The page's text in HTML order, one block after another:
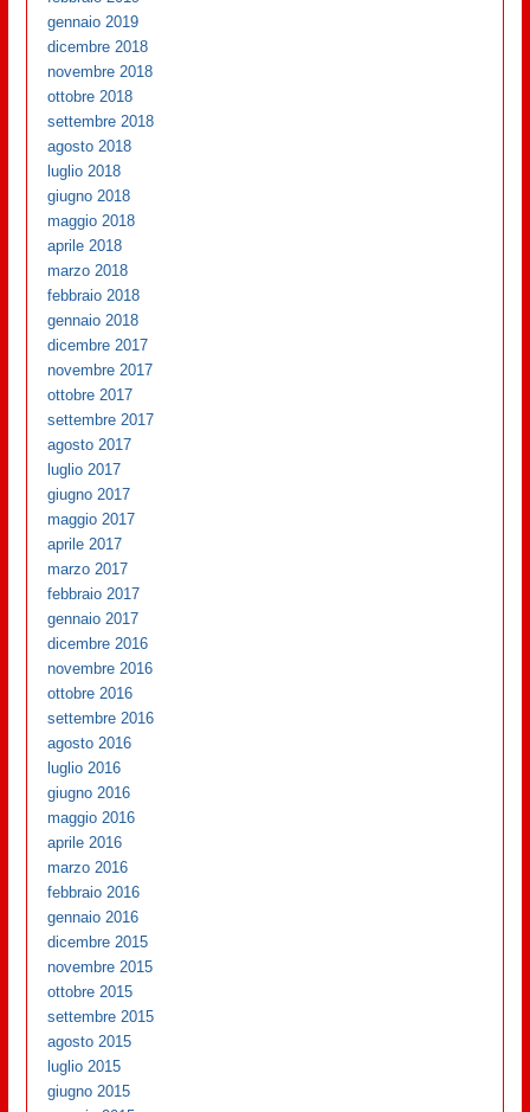
gennaio 2019
dicembre 2018
novembre 2018
ottobre 2018
settembre 2018
agosto 2018
luglio 2018
giugno 2018
maggio 2018
aprile 2018
marzo 2018
febbraio 2018
gennaio 2018
dicembre 2017
novembre 2017
ottobre 2017
settembre 2017
agosto 2017
luglio 2017
giugno 2017
maggio 2017
aprile 2017
marzo 2017
febbraio 2017
gennaio 2017
dicembre 2016
novembre 2016
ottobre 2016
settembre 2016
agosto 2016
luglio 2016
giugno 2016
maggio 2016
aprile 2016
marzo 2016
febbraio 2016
gennaio 2016
dicembre 2015
novembre 2015
ottobre 2015
settembre 2015
agosto 2015
luglio 2015
giugno 2015